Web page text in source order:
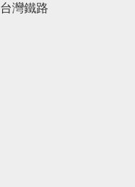
台灣鐵路